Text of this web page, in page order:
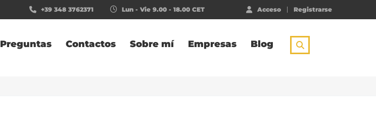
Acceso Registrarse
Lun - Vie 9.00 - 18.00 CET
+39 348 3762371
Preguntas Contactos Sobre mí Empresas Blog